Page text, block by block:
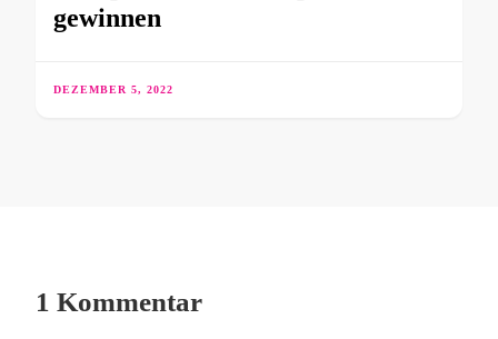
gewinnen
DEZEMBER 5, 2022
1 Kommentar